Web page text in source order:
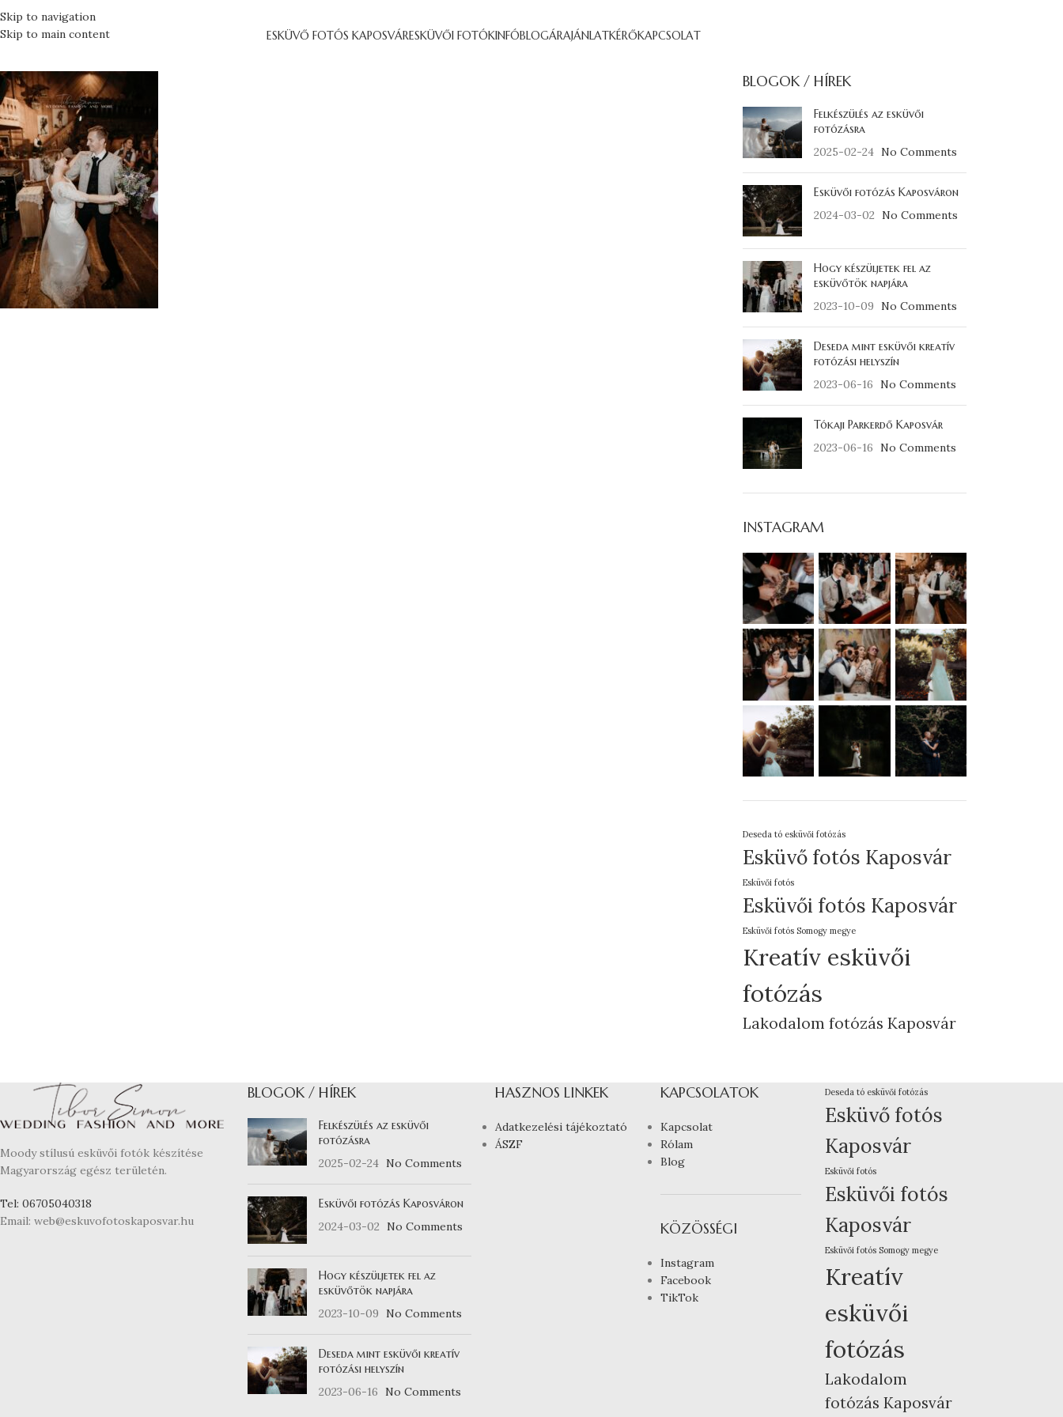
Skip to navigation
Skip to main content
ESKÜVŐ FOTÓS KAPOSVÁRESKÜVŐI FOTÓKINFÓBLOGÁRAJÁNLATKÉRŐKAPCSOLAT
BLOGOK / HÍREK
Felkészülés az esküvői
fotózásra
2025-02-24 No Comments
Esküvői fotózás Kaposváron
2024-03-02 No Comments
Hogy készüljetek fel az
esküvőtök napjára
2023-10-09 No Comments
Deseda mint esküvői kreatív
fotózási helyszín
2023-06-16 No Comments
Tókaji Parkerdő Kaposvár
2023-06-16 No Comments
INSTAGRAM
Deseda tó esküvői fotózás
Esküvő fotós Kaposvár
Esküvői fotós
Esküvői fotós Kaposvár
Esküvői fotós Somogy megye
Kreatív esküvői
fotózás
Lakodalom fotózás Kaposvár
Moody stílusú esküvői fotók készítése
Magyarország egész területén.
Tel: 06705040318
Email: web@eskuvofotoskaposvar.hu
BLOGOK / HÍREK
Felkészülés az esküvői
fotózásra
2025-02-24 No Comments
Esküvői fotózás Kaposváron
2024-03-02
No Comments
Hogy készüljetek fel az
esküvőtök napjára
2023-10-09
No Comments
Deseda mint esküvői kreatív
fotózási helyszín
2023-06-16
No Comments
HASZNOS LINKEK
Adatkezelési tájékoztató
ÁSZF
KAPCSOLATOK
Kapcsolat
Rólam
Blog
KÖZÖSSÉGI
Instagram
Facebook
TikTok
Deseda tó esküvői fotózás
Esküvő fotós
Kaposvár
Esküvői fotós
Esküvői fotós
Kaposvár
Esküvői fotós Somogy megye
Kreatív
esküvői
fotózás
Lakodalom
fotózás Kaposvár